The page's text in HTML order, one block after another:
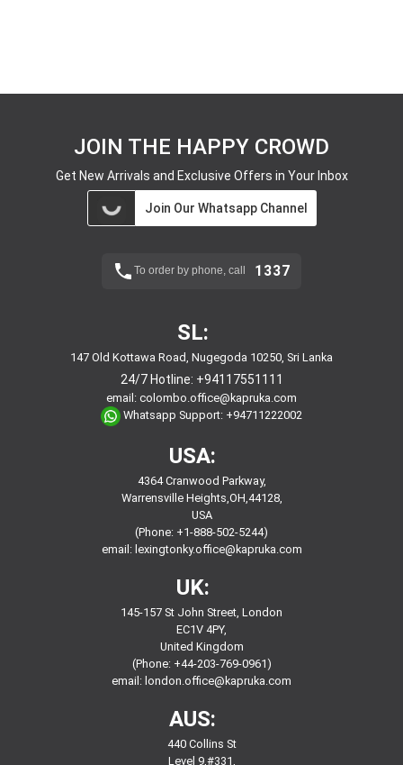
JOIN THE HAPPY CROWD
Get New Arrivals and Exclusive Offers in Your Inbox
Join Our Whatsapp Channel
To order by phone, call 1337
SL:
147 Old Kottawa Road, Nugegoda 10250, Sri Lanka
24/7 Hotline: +94117551111
email: colombo.office@kapruka.com
Whatsapp Support: +94711222002
USA:
4364 Cranwood Parkway,
Warrensville Heights,OH,44128,
USA
(Phone: +1-888-502-5244)
email: lexingtonky.office@kapruka.com
UK:
145-157 St John Street, London
EC1V 4PY,
United Kingdom
(Phone: +44-203-769-0961)
email: london.office@kapruka.com
AUS:
440 Collins St
Level 9,#331,